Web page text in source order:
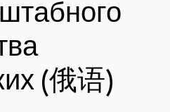
(俄语)